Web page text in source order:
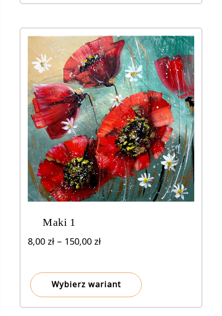
Maki 1
8,00 zł – 150,00 złZakres
8,00 zł
do
Wybierz wariant